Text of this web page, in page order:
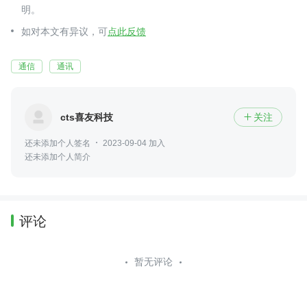
明。
如对本文有异议，可点此反馈
通信 通讯
cts喜友科技  关注
还未添加个人签名
2023-09-04 加入
还未添加个人简介
评论
暂无评论